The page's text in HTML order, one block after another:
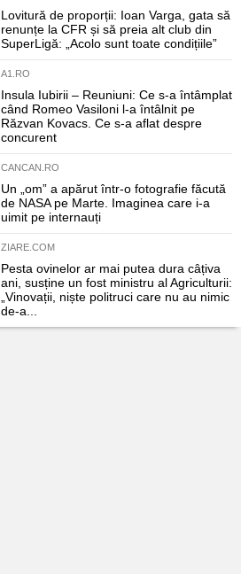
Lovitură de proporții: Ioan Varga, gata să
renunțe la CFR și să preia alt club din
SuperLigă: „Acolo sunt toate condițiile”
A1.RO
Insula Iubirii – Reuniuni: Ce s-a întâmplat
când Romeo Vasiloni l-a întâlnit pe
Răzvan Kovacs. Ce s-a aflat despre
concurent
CANCAN.RO
Un „om” a apărut într-o fotografie făcută
de NASA pe Marte. Imaginea care i-a
uimit pe internauți
ZIARE.COM
Pesta ovinelor ar mai putea dura câțiva
ani, susține un fost ministru al Agriculturii:
„Vinovații, niște politruci care nu au nimic
de-a...